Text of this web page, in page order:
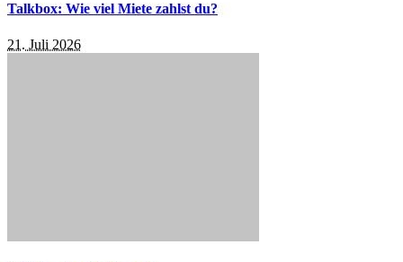
Talkbox: Wie viel Miete zahlst du?
21. Juli 2026